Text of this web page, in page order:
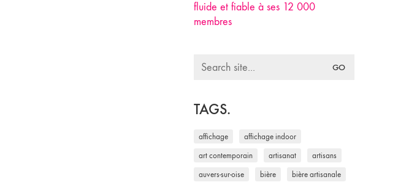
fluide et fiable à ses 12 000
membres
Search
TAGS.
affichage affichage indoor
art contemporain artisanat artisans
auvers-sur-oise bière bière artisanale